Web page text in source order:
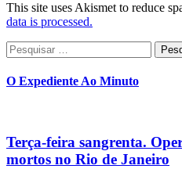
This site uses Akismet to reduce
data is processed.
Pesquisar
por:
O Expediente Ao Minuto
Terça-feira sangrenta.
mortos no Rio de Janeiro